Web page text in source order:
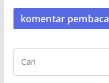
komentar pembaca